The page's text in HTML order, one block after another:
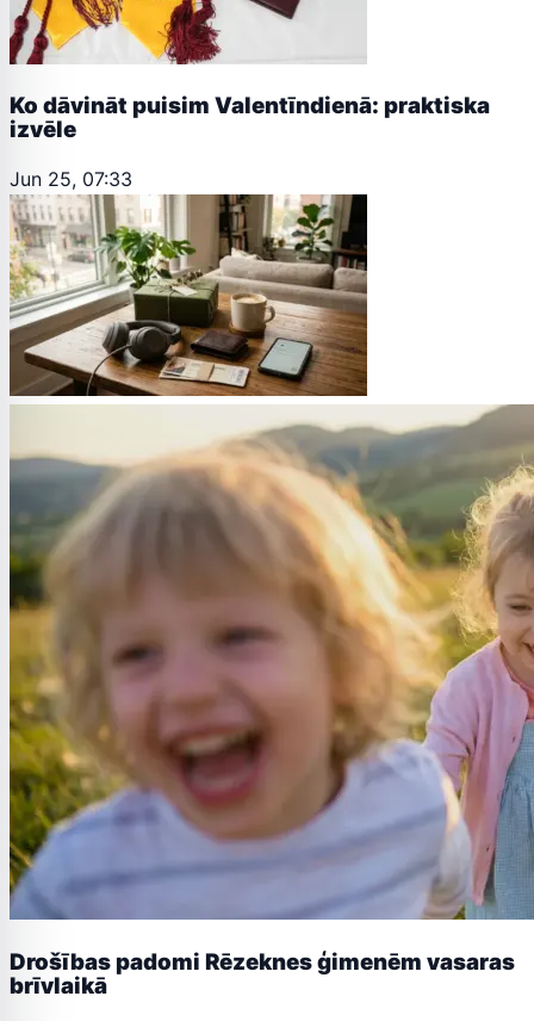
Ko dāvināt puisim Valentīndienā: praktiska
izvēle
Jun 25, 07:33
Drošības padomi Rēzeknes ģimenēm vasaras
brīvlaikā